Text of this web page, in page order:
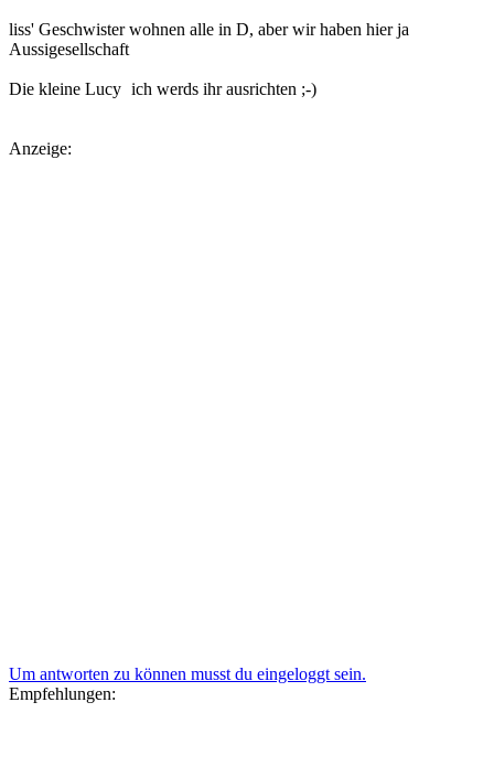
liss' Geschwister wohnen alle in D, aber wir haben hier ja
Aussigesellschaft
Die kleine Lucy ich werds ihr ausrichten ;-)
Anzeige:
Um antworten zu können musst du eingeloggt sein.
Empfehlungen: